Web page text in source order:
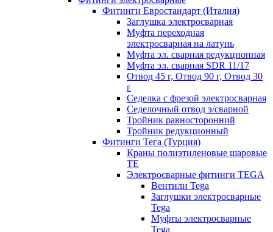
Фитинги Евростандарт (Италия)
Заглушка электросварная
Муфта переходная
электросварная на латунь
Муфта эл. cварная редукционная
Муфта эл. сварная SDR 11/17
Отвод 45 г, Отвод 90 г, Отвод 30
г
Седелка с фрезой электросварная
Седелочный отвод э/сварной
Тройник равносторонний
Тройник редукционный
Фитинги Тега (Турция)
Краны полиэтиленовые шаровые
TE
Электросварные фитинги TEGA
Вентили Tega
Заглушки электросварные
Tega
Муфты электросварные
Tega